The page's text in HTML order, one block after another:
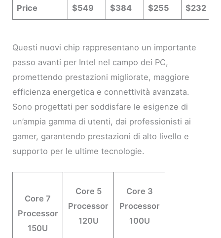
Price $549 $384 $255 $232
Questi nuovi chip rappresentano un importante
passo avanti per Intel nel campo dei PC,
promettendo prestazioni migliorate, maggiore
efficienza energetica e connettività avanzata.
Sono progettati per soddisfare le esigenze di
un’ampia gamma di utenti, dai professionisti ai
gamer, garantendo prestazioni di alto livello e
supporto per le ultime tecnologie.
Core 7
Processor
150U
Core 5
Processor
120U
Core 3
Processor
100U